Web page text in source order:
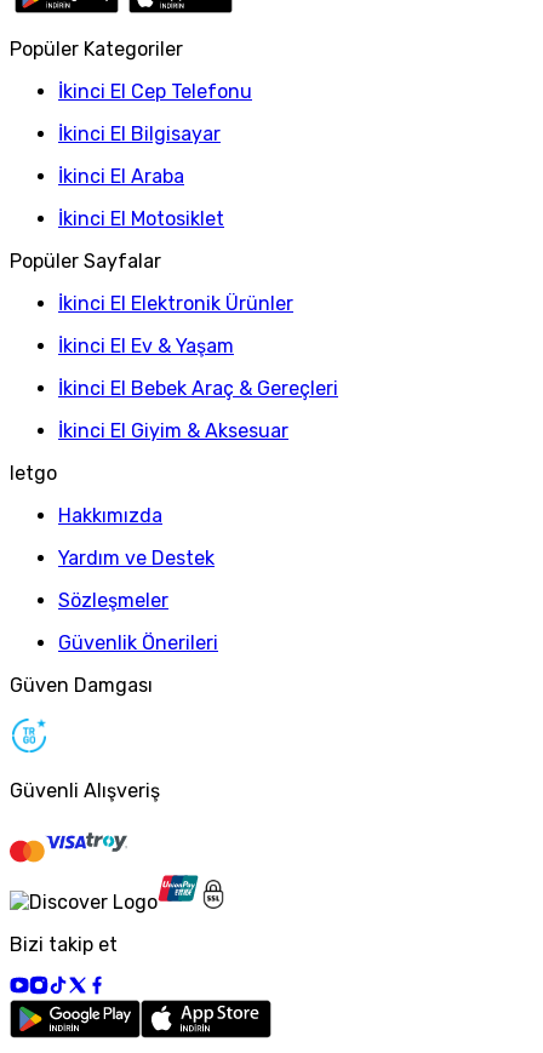
Popüler Kategoriler
İkinci El Cep Telefonu
İkinci El Bilgisayar
İkinci El Araba
İkinci El Motosiklet
Popüler Sayfalar
İkinci El Elektronik Ürünler
İkinci El Ev & Yaşam
İkinci El Bebek Araç & Gereçleri
İkinci El Giyim & Aksesuar
letgo
Hakkımızda
Yardım ve Destek
Sözleşmeler
Güvenlik Önerileri
Güven Damgası
Güvenli Alışveriş
Bizi takip et